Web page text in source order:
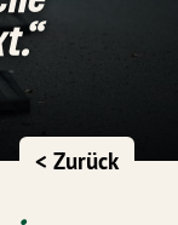
< Zurück